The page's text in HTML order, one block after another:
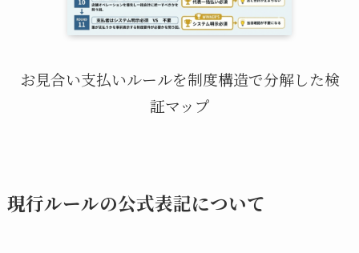
お見合い支払いルールを制度構造で分解した検
証マップ
現行ルールの公式表記について